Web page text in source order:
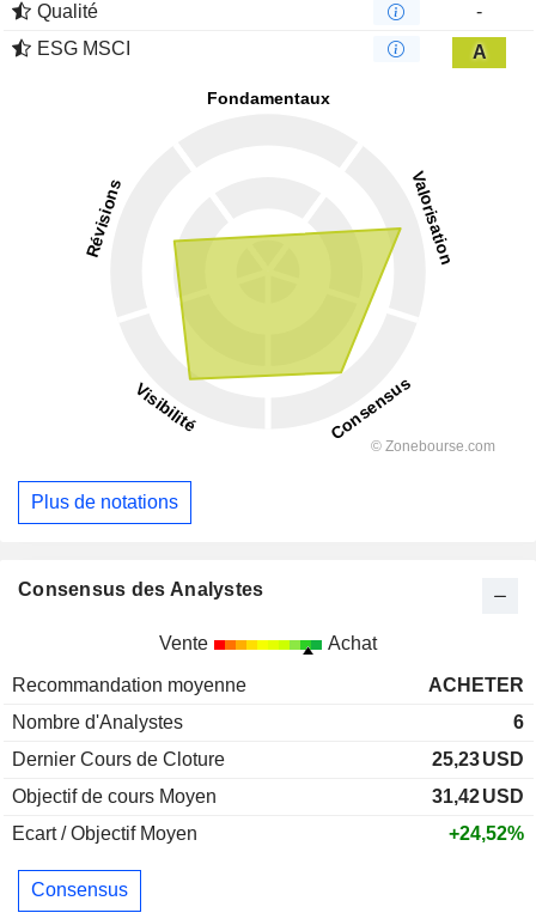
Qualité
-
ESG MSCI
A
Plus de notations
Consensus des Analystes
Vente Achat
Recommandation moyenne
ACHETER
Nombre d'Analystes
6
Dernier Cours de Cloture
25,23USD
Objectif de cours Moyen
31,42USD
Ecart / Objectif Moyen
+24,52%
Consensus